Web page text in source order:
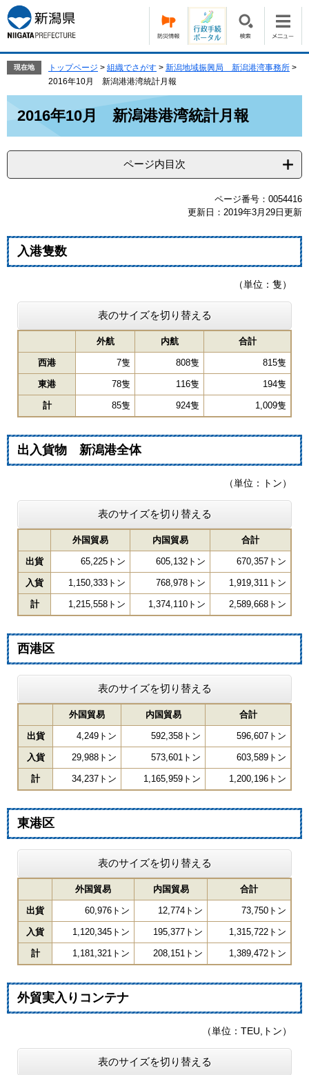
ー
ジ
の
で
ニ
ュ
ー
ば
本
文
現在地 トップページ > 組織でさがす > 新潟地域振興局 新潟港湾事務所 >
2016年10月 新潟港港湾統計月報
2016年10月 新潟港港湾統計月報
ページ内目次
ページ番号：0054416
更新日：2019年3月29日更新
入港隻数
（単位：隻）
表のサイズを切り替える
外航 内航 合計
西港 7隻 808隻 815隻
東港 78隻 116隻 194隻
計 85隻 924隻 1,009隻
出入貨物 新潟港全体
（単位：トン）
表のサイズを切り替える
外国貿易 内国貿易 合計
出貨 65,225トン 605,132トン 670,357トン
入貨 1,150,333トン 768,978トン 1,919,311トン
計 1,215,558トン 1,374,110トン 2,589,668トン
西港区
表のサイズを切り替える
外国貿易 内国貿易 合計
出貨 4,249トン 592,358トン 596,607トン
入貨 29,988トン 573,601トン 603,589トン
計 34,237トン 1,165,959トン 1,200,196トン
東港区
表のサイズを切り替える
外国貿易 内国貿易 合計
出貨 60,976トン 12,774トン 73,750トン
入貨 1,120,345トン 195,377トン 1,315,722トン
計 1,181,321トン 208,151トン 1,389,472トン
外貿実入りコンテナ
（単位：TEU,トン）
表のサイズを切り替える